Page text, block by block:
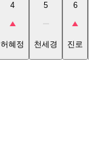
4
허혜정
5
천세경
6
진로